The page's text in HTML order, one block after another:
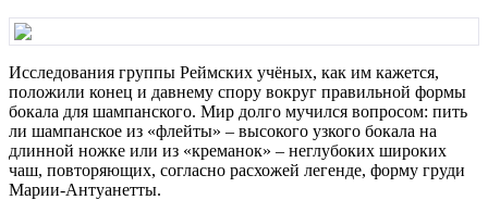
Исследования группы Реймских учёных, как им кажется,
положили конец и давнему спору вокруг правильной формы
бокала для шампанского. Мир долго мучился вопросом: пить
ли шампанское из «флейты» – высокого узкого бокала на
длинной ножке или из «креманок» – неглубоких широких
чаш, повторяющих, согласно расхожей легенде, форму груди
Марии-Антуанетты.